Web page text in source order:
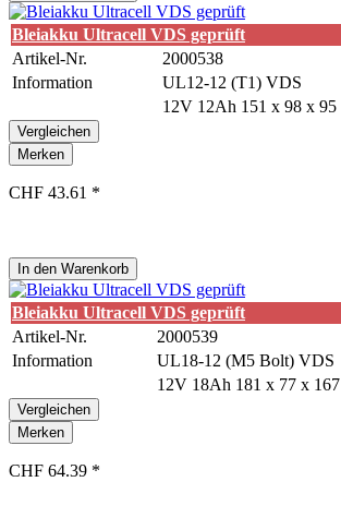
Bleiakku Ultracell VDS geprüft
Artikel-Nr.
2000538
Information
UL12-12 (T1) VDS
12V 12Ah 151 x 98 x 95
Vergleichen
Merken
CHF 43.61 *
In den Warenkorb
Bleiakku Ultracell VDS geprüft
Artikel-Nr.
2000539
Information
UL18-12 (M5 Bolt) VDS
12V 18Ah 181 x 77 x 167
Vergleichen
Merken
CHF 64.39 *